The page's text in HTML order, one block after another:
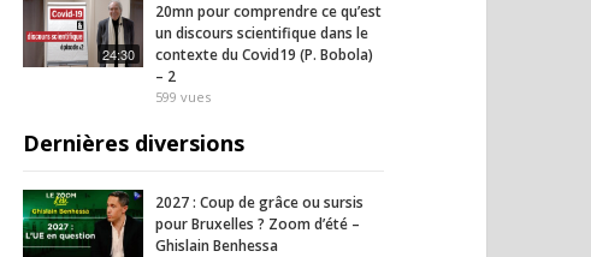
24:30
20mn pour comprendre ce qu’est
un discours scientifique dans le
contexte du Covid19 (P. Bobola)
– 2
599 vues
Dernières diversions
2027 : Coup de grâce ou sursis
pour Bruxelles ? Zoom d’été –
Ghislain Benhessa